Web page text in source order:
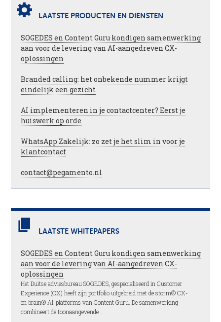
LAATSTE PRODUCTEN EN DIENSTEN
SOGEDES en Content Guru kondigen samenwerking
aan voor de levering van AI-aangedreven CX-
oplossingen
Branded calling: het onbekende nummer krijgt
eindelijk een gezicht
AI implementeren in je contactcenter? Eerst je
huiswerk op orde
WhatsApp Zakelijk: zo zet je het slim in voor je
klantcontact
contact@pegamento.nl
LAATSTE WHITEPAPERS
SOGEDES en Content Guru kondigen samenwerking
aan voor de levering van AI-aangedreven CX-
oplossingen
Het Duitse adviesbureau SOGEDES, gespecialiseerd in Customer
Experience (CX) heeft zijn portfolio uitgebreid met de storm® CX-
en brain® AI-platforms van Content Guru. De samenwerking
combineert de toonaangevende …